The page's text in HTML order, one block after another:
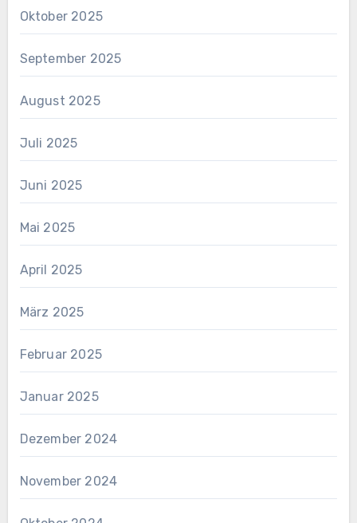
Oktober 2025
September 2025
August 2025
Juli 2025
Juni 2025
Mai 2025
April 2025
März 2025
Februar 2025
Januar 2025
Dezember 2024
November 2024